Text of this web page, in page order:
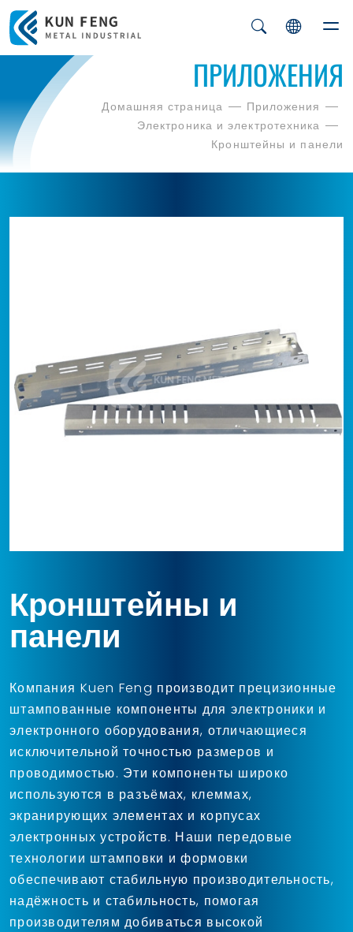
ПРИЛОЖЕНИЯ
Домашняя страница
Приложения
Электроника и электротехника
Кронштейны и панели
Кронштейны и
панели
Компания Kuen Feng производит прецизионные
штампованные компоненты для электроники и
электронного оборудования, отличающиеся
исключительной точностью размеров и
проводимостью. Эти компоненты широко
используются в разъёмах, клеммах,
экранирующих элементах и корпусах
электронных устройств. Наши передовые
технологии штамповки и формовки
обеспечивают стабильную производительность,
надёжность и стабильность, помогая
производителям добиваться высокой